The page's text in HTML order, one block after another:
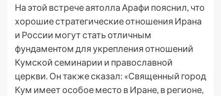
На этой встрече аятолла Арафи пояснил, что
хорошие стратегические отношения Ирана
и России могут стать отличным
фундаментом для укрепления отношений
Кумской семинарии и православной
церкви. Он также сказал: «Священный город
Кум имеет особое место в Иране, в регионе,